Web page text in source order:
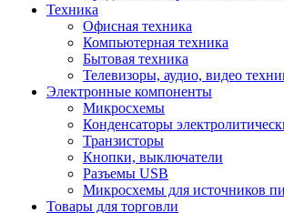
Техника
Офисная техника
Компьютерная техника
Бытовая техника
Телевизоры, аудио, видео
Электронные компоненты
Микросхемы
Конденсаторы
Транзисторы
Кнопки, выключатели
Разъемы USB
Микросхемы для источников
Товары для торговли